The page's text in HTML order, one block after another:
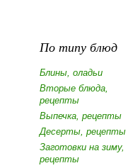
По типу блюд
Блины, оладьи
Вторые блюда,
рецепты
Выпечка, рецепты
Десерты, рецепты
Заготовки на зиму,
рецепты